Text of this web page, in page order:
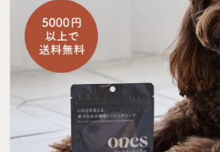
（有機農産物）, 舞茸（有機農産物）, 大根
農産物）, 小松菜（有機農産物）, 椎茸どん
粉（無添加）, 天然かつおの中骨パウダー
水（硬度0の超軟水）, 【ポーク×玄米】ぶ
（有機栽培米）, 舞茸（有機農産物）, 大根
農産物）, 小松菜（有機農産物）, 椎茸どん
（栽培期間中農薬・化学肥料不使用）, 本
の中骨パウダー（無添加）, 塩（天然の自
（硬度0の超軟水） 【ポーク×さつまいも